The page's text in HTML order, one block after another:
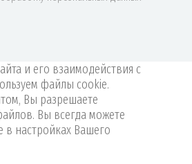
и его взаимодействия с
файлы cookie.
Вы разрешаете
Вы всегда можете
настройках Вашего